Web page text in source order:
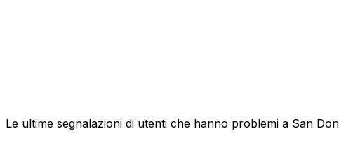
Le ultime segnalazioni di utenti che hanno problemi a San